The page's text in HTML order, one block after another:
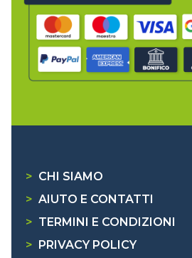
> CHI SIAMO
> AIUTO E CONTATTI
> TERMINI E CONDIZIONI
>
PRIVACY POLICY